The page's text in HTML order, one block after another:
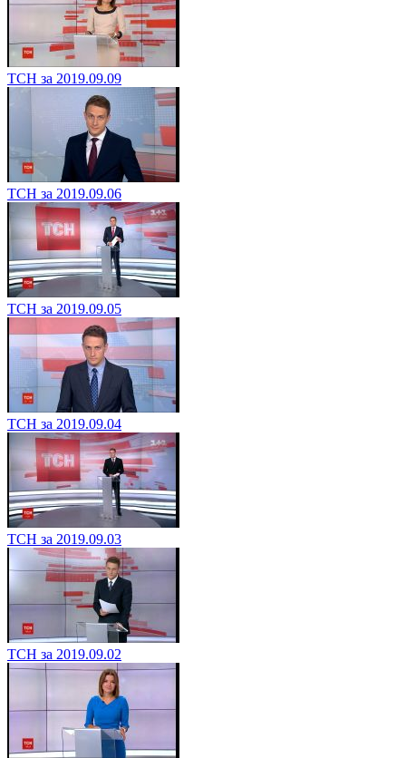
ТСН за 2019.09.09
ТСН за 2019.09.06
ТСН за 2019.09.05
ТСН за 2019.09.04
ТСН за 2019.09.03
ТСН за 2019.09.02